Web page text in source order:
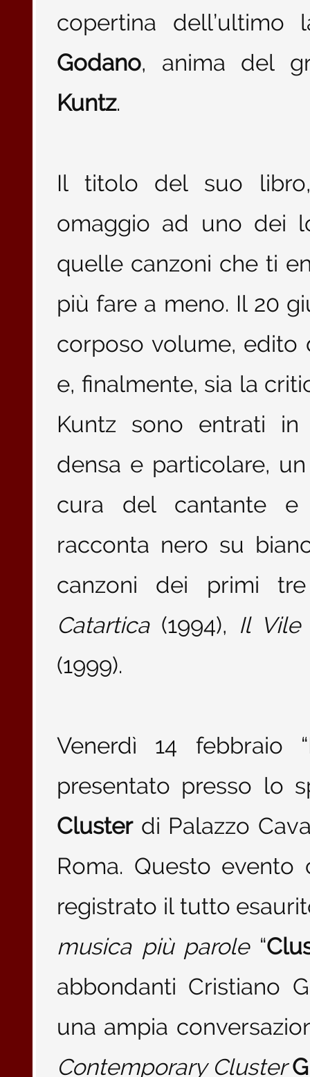
copertina
Godano, anima del
Kuntz.
Il titolo del suo
omaggio ad uno dei
quelle canzoni che ti
più fare a meno. Il 20
corposo volume,
e, finalmente, sia la
Kuntz sono entrati
densa e particolare,
cura del cantante e
racconta nero su
canzoni dei primi
Catartica(1994), Il Vile
(1999).
Venerdì 14 febbraio
presentato presso lo
Clusterdi Palazzo
Roma. Questo
registrato il tutto
musica più parole“
abbondanti Cristiano
una ampia
Contemporary Cluster